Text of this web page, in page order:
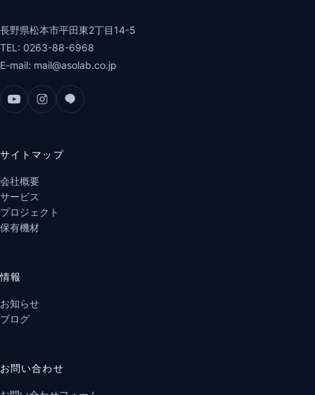
長野県松本市平田東2丁目14-5
TEL: 0263-88-6968
E-mail: mail@asolab.co.jp
サイトマップ
会社概要
サービス
プロジェクト
保有機材
情報
お知らせ
ブログ
お問い合わせ